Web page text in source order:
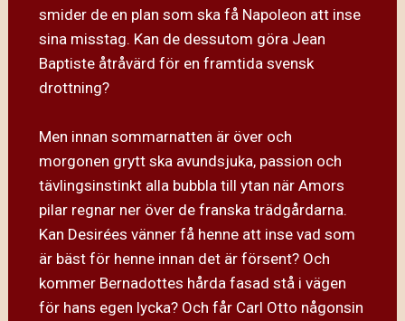
smider de en plan som ska få Napoleon att inse
sina misstag. Kan de dessutom göra Jean
Baptiste åtråvärd för en framtida svensk
drottning?
Men innan sommarnatten är över och
morgonen grytt ska avundsjuka, passion och
tävlingsinstinkt alla bubbla till ytan när Amors
pilar regnar ner över de franska trädgårdarna.
Kan Desirées vänner få henne att inse vad som
är bäst för henne innan det är försent? Och
kommer Bernadottes hårda fasad stå i vägen
för hans egen lycka? Och får Carl Otto någonsin